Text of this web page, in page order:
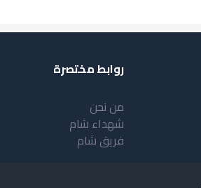
روابط مختصرة
من نحن
شهداء شام
فريق شام